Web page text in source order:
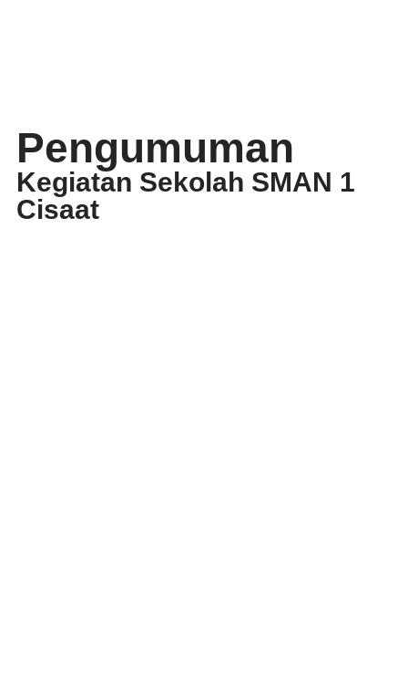
Pengumuman
Kegiatan Sekolah SMAN 1
Cisaat